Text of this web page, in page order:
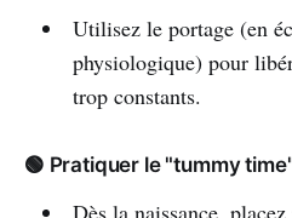
Utilisez le portage (en
physiologique) pour
trop constants.
🟢 Pratiquer le "tummy
Dès la naissance,